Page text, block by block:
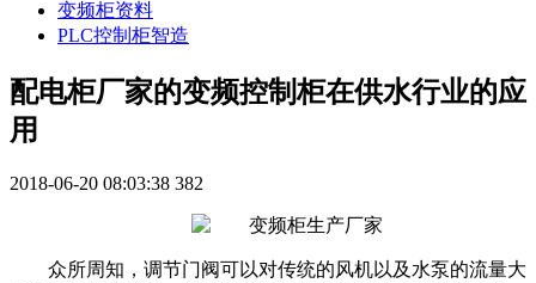
变频柜资料
PLC控制柜智造
配电柜厂家的变频控制柜在供水行业的应
用
2018-06-20 08:03:38 382
众所周知，调节门阀可以对传统的风机以及水泵的流量大